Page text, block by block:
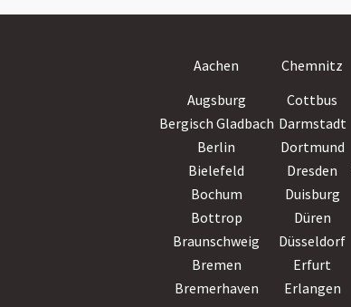
Aachen Chemnitz
Augsburg
Cottbus
Bergisch Gladbach Darmstadt
Berlin
Dortmund
Bielefeld
Dresden
Bochum
Duisburg
Bottrop
Düren
Braunschweig
Düsseldorf
Bremen
Erfurt
Bremerhaven
Erlangen